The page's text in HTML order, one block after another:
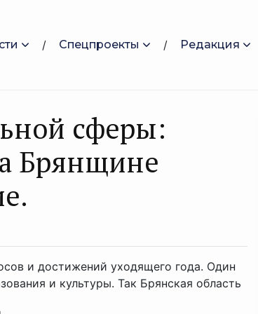
Спецпроекты Редакция
сферы:
Брянщине
и достижений уходящего года. Один
и культуры. Так Брянская область